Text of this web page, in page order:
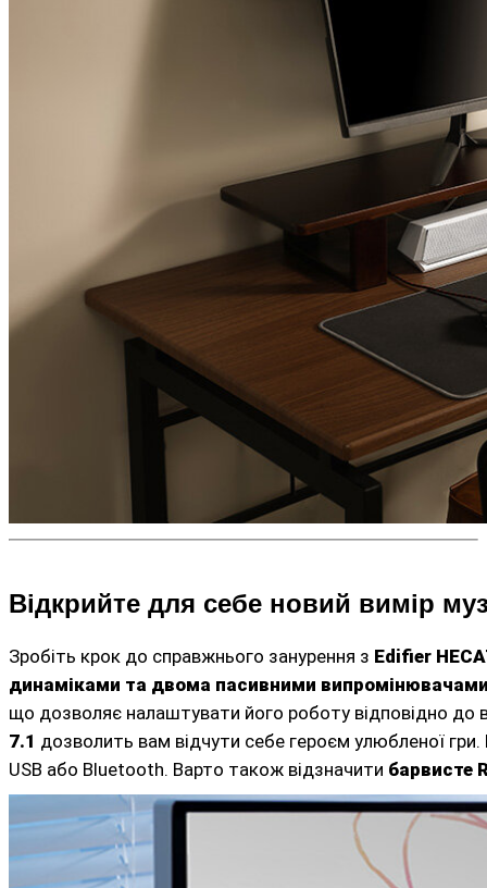
Відкрийте для себе новий вимір
Зробіть крок до справжнього занурення з Edifier
динаміками та двома пасивними
що дозволяє налаштувати його роботу відповідно до
7.1 дозволить вам відчути себе героєм улюбленої
USB або Bluetooth. Варто також відзначити барвисте